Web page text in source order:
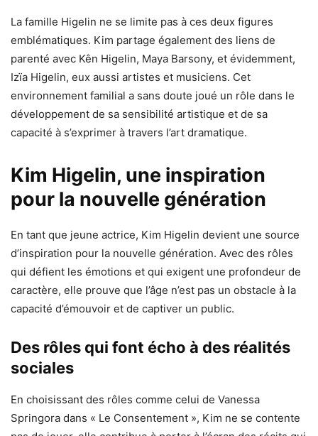
La famille Higelin ne se limite pas à ces deux figures
emblématiques. Kim partage également des liens de
parenté avec Kên Higelin, Maya Barsony, et évidemment,
Izïa Higelin, eux aussi artistes et musiciens. Cet
environnement familial a sans doute joué un rôle dans le
développement de sa sensibilité artistique et de sa
capacité à s’exprimer à travers l’art dramatique.
Kim Higelin, une inspiration
pour la nouvelle génération
En tant que jeune actrice, Kim Higelin devient une source
d’inspiration pour la nouvelle génération. Avec des rôles
qui défient les émotions et qui exigent une profondeur de
caractère, elle prouve que l’âge n’est pas un obstacle à la
capacité d’émouvoir et de captiver un public.
Des rôles qui font écho à des réalités
sociales
En choisissant des rôles comme celui de Vanessa
Springora dans « Le Consentement », Kim ne se contente